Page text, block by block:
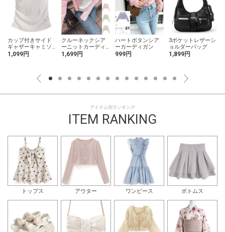
カップ付きサイド
ギャザーキャミソ
ール
1,099円
クルーネックシア
ーニットカーディ
ガン
1,699円
ハートボタンシア
ーカーディガン
999円
3ポケットレザーシ
ョルダーバッグ
1,899円
アイテム別ランキング
ITEM RANKING
トップス アウター ワンピース ボトムス